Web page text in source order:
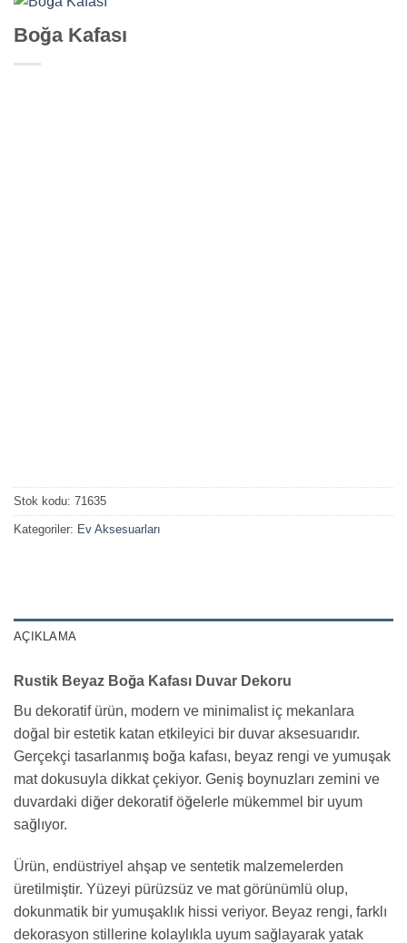
Boğa Kafası
Stok kodu: 71635
Kategoriler: Ev Aksesuarları
AÇIKLAMA
Rustik Beyaz Boğa Kafası Duvar Dekoru
Bu dekoratif ürün, modern ve minimalist iç mekanlara
doğal bir estetik katan etkileyici bir duvar aksesuarıdır.
Gerçekçi tasarlanmış boğa kafası, beyaz rengi ve yumuşak
mat dokusuyla dikkat çekiyor. Geniş boynuzları zemini ve
duvardaki diğer dekoratif öğelerle mükemmel bir uyum
sağlıyor.
Ürün, endüstriyel ahşap ve sentetik malzemelerden
üretilmiştir. Yüzeyi pürüzsüz ve mat görünümlü olup,
dokunmatik bir yumuşaklık hissi veriyor. Beyaz rengi, farklı
dekorasyon stillerine kolaylıkla uyum sağlayarak yatak